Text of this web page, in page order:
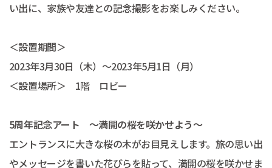
い出に、家族や友達との記念撮影をお楽しみください。
＜設置期間＞
2023年3月30日（木）～2023年5月1日（月）
＜設置場所＞ 1階 ロビー
5周年記念アート ～満開の桜を咲かせよう～
エントランスに大きな桜の木がお目見えします。旅の思い出
やメッセージを書いた花びらを貼って、満開の桜を咲かせま